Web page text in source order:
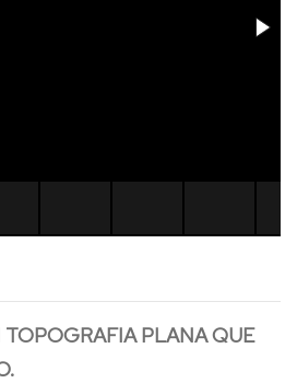
PLANA QUE